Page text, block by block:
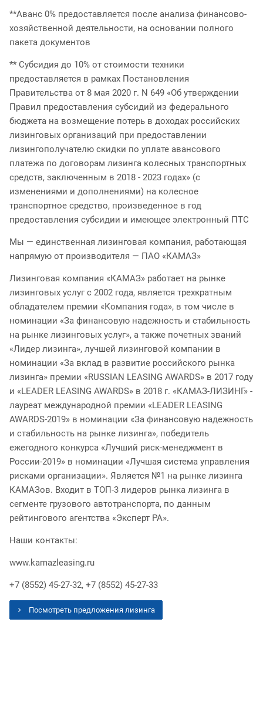
**Аванс 0% предоставляется после анализа финансово-
хозяйственной деятельности, на основании полного
пакета документов
** Субсидия до 10% от стоимости техники
предоставляется в рамках Постановления
Правительства от 8 мая 2020 г. N 649 «Об утверждении
Правил предоставления субсидий из федерального
бюджета на возмещение потерь в доходах российских
лизинговых организаций при предоставлении
лизингополучателю скидки по уплате авансового
платежа по договорам лизинга колесных транспортных
средств, заключенным в 2018 - 2023 годах» (с
изменениями и дополнениями) на колесное
транспортное средство, произведенное в год
предоставления субсидии и имеющее электронный ПТС
Мы — единственная лизинговая компания, работающая
напрямую от производителя — ПАО «КАМАЗ»
Лизинговая компания «КАМАЗ» работает на рынке
лизинговых услуг с 2002 года, является трехкратным
обладателем премии «Компания года», в том числе в
номинации «За финансовую надежность и стабильность
на рынке лизинговых услуг», а также почетных званий
«Лидер лизинга», лучшей лизинговой компании в
номинации «За вклад в развитие российского рынка
лизинга» премии «RUSSIAN LEASING AWARDS» в 2017 году
и «LEADER LEASING AWARDS» в 2018 г. «КАМАЗ-ЛИЗИНГ» -
лауреат международной премии «LEADER LEASING
AWARDS-2019» в номинации «За финансовую надежность
и стабильность на рынке лизинга», победитель
ежегодного конкурса «Лучший риск-менеджмент в
России-2019» в номинации «Лучшая система управления
рисками организации». Является №1 на рынке лизинга
КАМАЗов. Входит в ТОП-3 лидеров рынка лизинга в
сегменте грузового автотранспорта, по данным
рейтингового агентства «Эксперт РА».
Наши контакты:
www.kamazleasing.ru
+7 (8552) 45-27-32, +7 (8552) 45-27-33
Посмотреть предложения лизинга